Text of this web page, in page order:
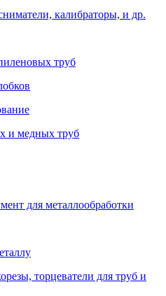
калибраторы, и др.
труб
и медных труб
для металлообработки
торцеватели для труб и